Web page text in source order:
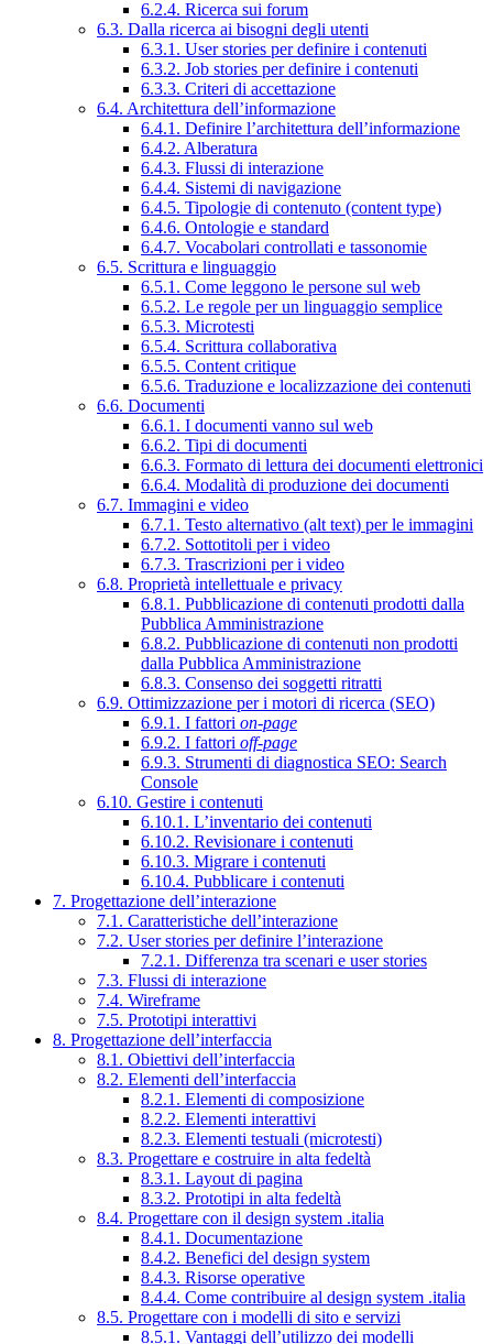
6.2.4. Ricerca sui forum
6.3. Dalla ricerca ai bisogni degli utenti
6.3.1. User stories per definire i contenuti
6.3.2. Job stories per definire i contenuti
6.3.3. Criteri di accettazione
6.4. Architettura dell’informazione
6.4.1. Definire l’architettura dell’informazione
6.4.2. Alberatura
6.4.3. Flussi di interazione
6.4.4. Sistemi di navigazione
6.4.5. Tipologie di contenuto (content type)
6.4.6. Ontologie e standard
6.4.7. Vocabolari controllati e tassonomie
6.5. Scrittura e linguaggio
6.5.1. Come leggono le persone sul web
6.5.2. Le regole per un linguaggio semplice
6.5.3. Microtesti
6.5.4. Scrittura collaborativa
6.5.5. Content critique
6.5.6. Traduzione e localizzazione dei contenuti
6.6. Documenti
6.6.1. I documenti vanno sul web
6.6.2. Tipi di documenti
6.6.3. Formato di lettura dei documenti elettronici
6.6.4. Modalità di produzione dei documenti
6.7. Immagini e video
6.7.1. Testo alternativo (alt text) per le immagini
6.7.2. Sottotitoli per i video
6.7.3. Trascrizioni per i video
6.8. Proprietà intellettuale e privacy
6.8.1. Pubblicazione di contenuti prodotti dalla
Pubblica Amministrazione
6.8.2. Pubblicazione di contenuti non prodotti
dalla Pubblica Amministrazione
6.8.3. Consenso dei soggetti ritratti
6.9. Ottimizzazione per i motori di ricerca (SEO)
6.9.1. I fattori on-page
6.9.2. I fattori off-page
6.9.3. Strumenti di diagnostica SEO: Search
Console
6.10. Gestire i contenuti
6.10.1. L’inventario dei contenuti
6.10.2. Revisionare i contenuti
6.10.3. Migrare i contenuti
6.10.4. Pubblicare i contenuti
7. Progettazione dell’interazione
7.1. Caratteristiche dell’interazione
7.2. User stories per definire l’interazione
7.2.1. Differenza tra scenari e user stories
7.3. Flussi di interazione
7.4. Wireframe
7.5. Prototipi interattivi
8. Progettazione dell’interfaccia
8.1. Obiettivi dell’interfaccia
8.2. Elementi dell’interfaccia
8.2.1. Elementi di composizione
8.2.2. Elementi interattivi
8.2.3. Elementi testuali (microtesti)
8.3. Progettare e costruire in alta fedeltà
8.3.1. Layout di pagina
8.3.2. Prototipi in alta fedeltà
8.4. Progettare con il design system .italia
8.4.1. Documentazione
8.4.2. Benefici del design system
8.4.3. Risorse operative
8.4.4. Come contribuire al design system .italia
8.5. Progettare con i modelli di sito e servizi
8.5.1. Vantaggi dell’utilizzo dei modelli